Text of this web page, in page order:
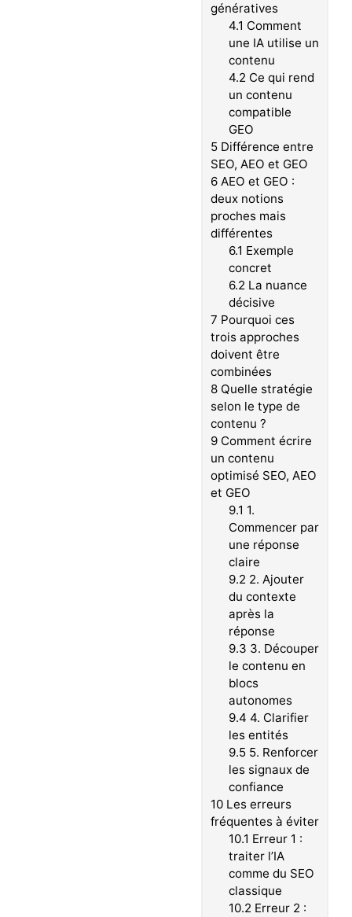
génératives
4.1 Comment
une IA utilise un
contenu
4.2 Ce qui rend
un contenu
compatible
GEO
5 Différence entre
SEO, AEO et GEO
6 AEO et GEO :
deux notions
proches mais
différentes
6.1 Exemple
concret
6.2 La nuance
décisive
7 Pourquoi ces
trois approches
doivent être
combinées
8 Quelle stratégie
selon le type de
contenu ?
9 Comment écrire
un contenu
optimisé SEO, AEO
et GEO
9.1 1.
Commencer par
une réponse
claire
9.2 2. Ajouter
du contexte
après la
réponse
9.3 3. Découper
le contenu en
blocs
autonomes
9.4 4. Clarifier
les entités
9.55. Renforcer
les signaux de
confiance
10 Les erreurs
fréquentes à éviter
10.1 Erreur 1 :
traiter l’IA
comme du SEO
classique
10.2 Erreur 2 :